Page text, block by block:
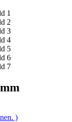
)